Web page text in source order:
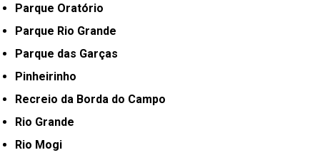
Parque Oratório
Parque Rio Grande
Parque das Garças
Pinheirinho
Recreio da Borda do Campo
Rio Grande
Rio Mogi